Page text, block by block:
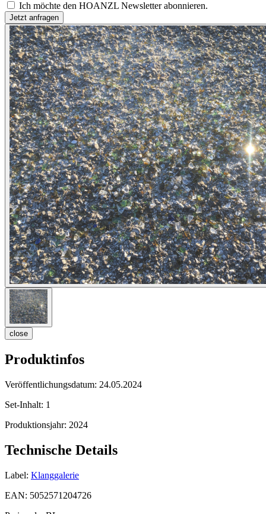
Ich möchte den HOANZL Newsletter abonnieren.
close
Produktinfos
Veröffentlichungsdatum: 24.05.2024
Set-Inhalt: 1
Produktionsjahr: 2024
Technische Details
Label: Klanggalerie
EAN: 5052571204726